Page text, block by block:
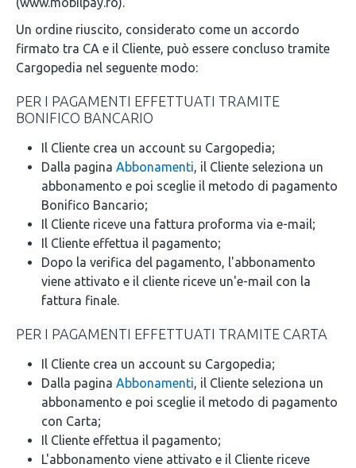
Un ordine riuscito, considerato come un accordo
firmato tra CA e il Cliente, può essere concluso tramite
Cargopedia nel seguente modo:
PER I PAGAMENTI EFFETTUATI TRAMITE
BONIFICO BANCARIO
Il Cliente crea un account su Cargopedia;
Dalla pagina Abbonamenti, il Cliente seleziona un
abbonamento e poi sceglie il metodo di pagamento
Bonifico Bancario;
Il Cliente riceve una fattura proforma via e-mail;
Il Cliente effettua il pagamento;
Dopo la verifica del pagamento, l'abbonamento
viene attivato e il cliente riceve un'e-mail con la
fattura finale.
PER I PAGAMENTI EFFETTUATI TRAMITE CARTA
Il Cliente crea un account su Cargopedia;
Dalla pagina Abbonamenti, il Cliente seleziona un
abbonamento e poi sceglie il metodo di pagamento
con Carta;
Il Cliente effettua il pagamento;
L'abbonamento viene attivato e il Cliente riceve